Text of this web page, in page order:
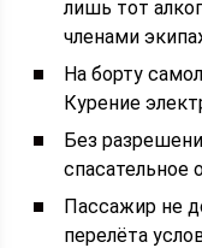
лишь тот
членами
На борту
Курение
Без
спасательное
Пассажир не
перелёта